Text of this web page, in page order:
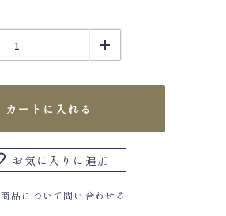
カートに入れる
お気に入りに追加
商品について問い合わせる